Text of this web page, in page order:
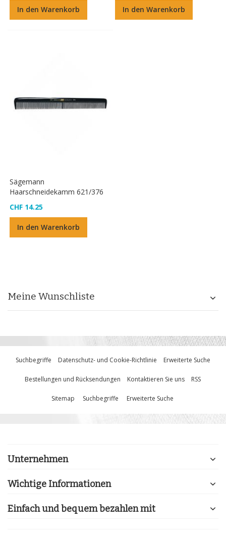
In den Warenkorb In den Warenkorb
Sägemann
Haarschneidekamm 621/376
CHF 14.25
In den Warenkorb
Meine Wunschliste
Suchbegriffe Datenschutz- und Cookie-Richtlinie Erweiterte Suche
Bestellungen und Rücksendungen Kontaktieren Sie uns RSS
Sitemap Suchbegriffe Erweiterte Suche
Unternehmen
Wichtige Informationen
Einfach und bequem bezahlen mit